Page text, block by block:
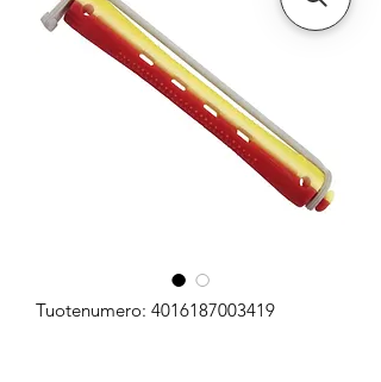
Tuotenumero: 4016187003419